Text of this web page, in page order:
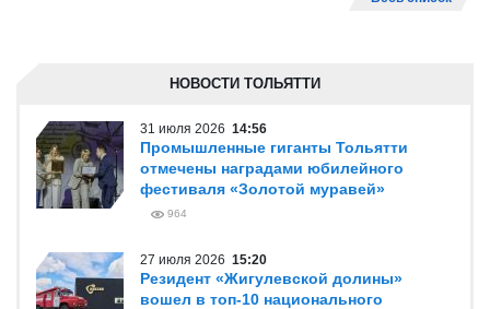
НОВОСТИ ТОЛЬЯТТИ
31 июля 2026 14:56
Промышленные гиганты Тольятти
отмечены наградами юбилейного
фестиваля «Золотой муравей»
964
27 июля 2026 15:20
Резидент «Жигулевской долины»
вошел в топ-10 национального